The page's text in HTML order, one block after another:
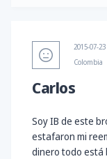
2015-07-23
Colombia
Carlos
Soy IB de este
estafaron mi
dinero todo está